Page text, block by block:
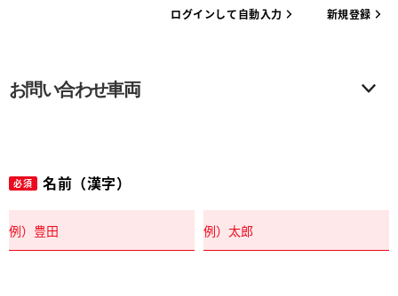
ログインして自動入力 新規登録
お問い合わせ車両
必須 名前（漢字）